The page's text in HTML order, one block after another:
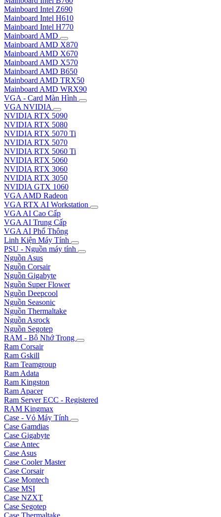
Mainboard Intel Z690
Mainboard Intel H610
Mainboard Intel H770
Mainboard AMD
Mainboard AMD X870
Mainboard AMD X670
Mainboard AMD X570
Mainboard AMD B650
Mainboard AMD TRX50
Mainboard AMD WRX90
VGA - Card Màn Hình
VGA NVIDIA
NVIDIA RTX 5090
NVIDIA RTX 5080
NVIDIA RTX 5070 Ti
NVIDIA RTX 5070
NVIDIA RTX 5060 Ti
NVIDIA RTX 5060
NVIDIA RTX 3060
NVIDIA RTX 3050
NVIDIA GTX 1060
VGA AMD Radeon
VGA RTX AI Workstation
VGA AI Cao Cấp
VGA AI Trung Cấp
VGA AI Phổ Thông
Linh Kiện Máy Tính
PSU - Nguồn máy tính
Nguồn Asus
Nguồn Corsair
Nguồn Gigabyte
Nguồn Super Flower
Nguồn Deepcool
Nguồn Seasonic
Nguồn Thermaltake
Nguồn Asrock
Nguồn Segotep
RAM - Bộ Nhớ Trong
Ram Corsair
Ram Gskill
Ram Teamgroup
Ram Adata
Ram Kingston
Ram Apacer
Ram Server ECC - Registered
RAM Kingmax
Case - Vỏ Máy Tính
Case Gamdias
Case Gigabyte
Case Antec
Case Asus
Case Cooler Master
Case Corsair
Case Montech
Case MSI
Case NZXT
Case Segotep
Case Thermaltake